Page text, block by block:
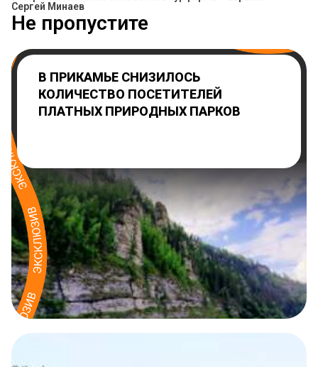
Сергей Минаев
Не пропустите
В ПРИКАМЬЕ СНИЗИЛОСЬ
КОЛИЧЕСТВО ПОСЕТИТЕЛЕЙ
ПЛАТНЫХ ПРИРОДНЫХ ПАРКОВ